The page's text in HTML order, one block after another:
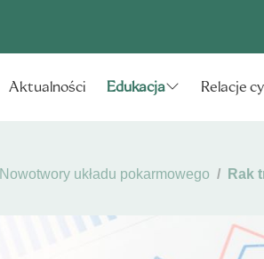
Aktualności Edukacja Relacje
Nowotwory układu pokarmowego Rak